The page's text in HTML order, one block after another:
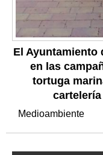
El Ayuntamiento
en las
tortuga
Medioambiente